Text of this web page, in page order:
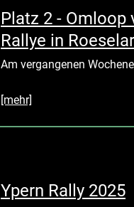
Platz 2 - Omloop
Rallye in
Am vergangenen
[mehr]
Ypern Rally 2025